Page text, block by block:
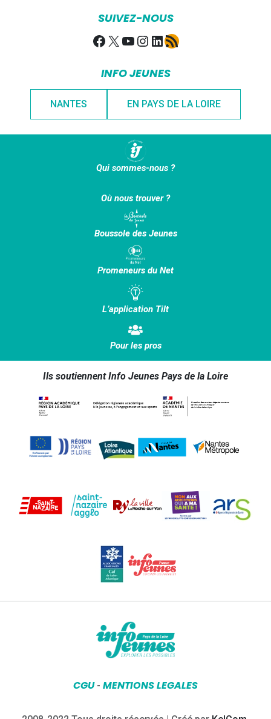
SUIVEZ-NOUS
Facebook
X YouTube
Instagram
LinkedIn
Flux RSS
INFO JEUNES
NANTES EN PAYS DE LA LOIRE
Qui sommes-nous ?
Où nous trouver ?
Boussole des Jeunes
Promeneurs du Net
L’application Tilt
Pour les pros
Ils soutiennent Info Jeunes Pays de la Loire
CGU- MENTIONS LEGALES